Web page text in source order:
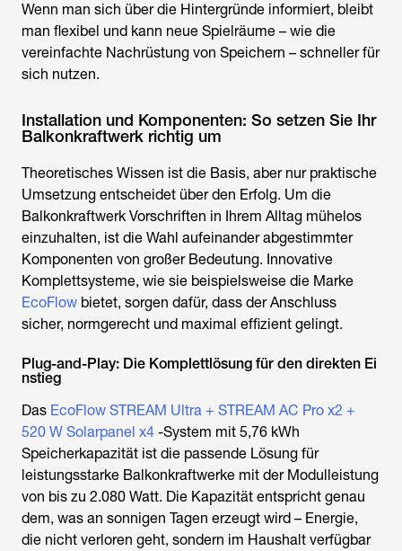
Wenn man sich über die Hintergründe informiert, bleibt
man flexibel und kann neue Spielräume – wie die
vereinfachte Nachrüstung von Speichern – schneller für
sich nutzen.
Installation und Komponenten: So setzen Sie Ihr
Balkonkraftwerk richtig um
Theoretisches Wissen ist die Basis, aber nur praktische
Umsetzung entscheidet über den Erfolg. Um die
Balkonkraftwerk Vorschriften in Ihrem Alltag mühelos
einzuhalten, ist die Wahl aufeinander abgestimmter
Komponenten von großer Bedeutung. Innovative
Komplettsysteme, wie sie beispielsweise die Marke
EcoFlow bietet, sorgen dafür, dass der Anschluss
sicher, normgerecht und maximal effizient gelingt.
Plug-and-Play: Die Komplettlösung für den direkten Ei
nstieg
Das EcoFlow STREAM Ultra + STREAM AC Pro x2 +
520 W Solarpanel x4 -System mit 5,76 kWh
Speicherkapazität ist die passende Lösung für
leistungsstarke Balkonkraftwerke mit der Modulleistung
von bis zu 2.080 Watt. Die Kapazität entspricht genau
dem, was an sonnigen Tagen erzeugt wird – Energie,
die nicht verloren geht, sondern im Haushalt verfügbar